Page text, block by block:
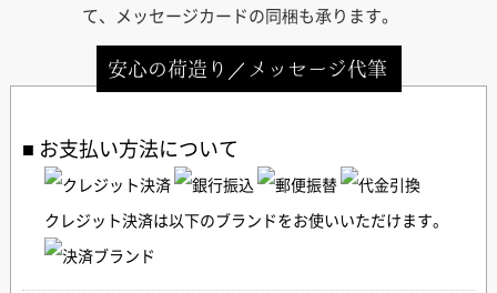
安心の荷造り／メッセージ代筆
て、メッセージカードの同梱も承ります。
お支払い方法について
クレジット決済は以下のブランドをお使いいただけます。